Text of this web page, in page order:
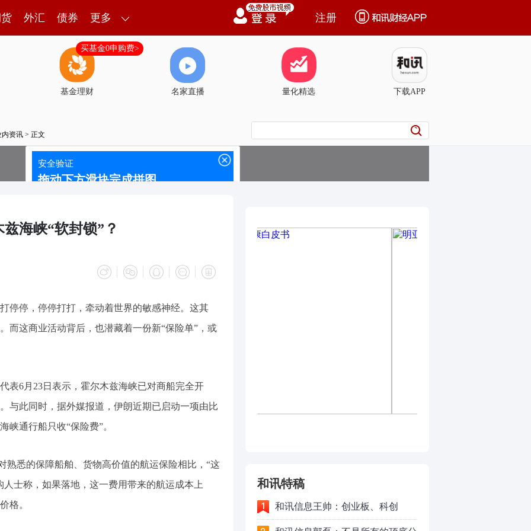
外汇 债券 更多 注册
基金理财
买基金0申购费>
名家直播 量化精选 下载APP
内资讯 > 正文
海峡“软封锁”？
停停，停停打打，牵动着世界的敏感神经。这其
而这商业活动背后，也潜藏着一份新“保险单”，或
表6月23日表示，霍尔木兹海峡已对商船完全开
与此同时，据外媒报道，伊朗近期已启动一项由比
峡通行船只收“保险费”。
熟悉的保障船舶、货物高价值的航运保险相比，“这
士称，如果落地，这一费用带来的航运成本上
格。
和讯特稿
和讯信息王帅：创业板、科创